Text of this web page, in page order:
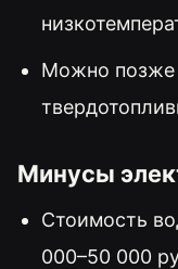
Можно позже
Минусы
Стоимость
000–50 000